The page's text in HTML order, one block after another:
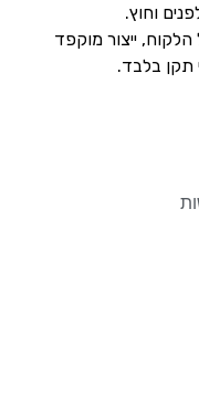
וחוץ.
ייצור מוקפד
תקן בלבד.